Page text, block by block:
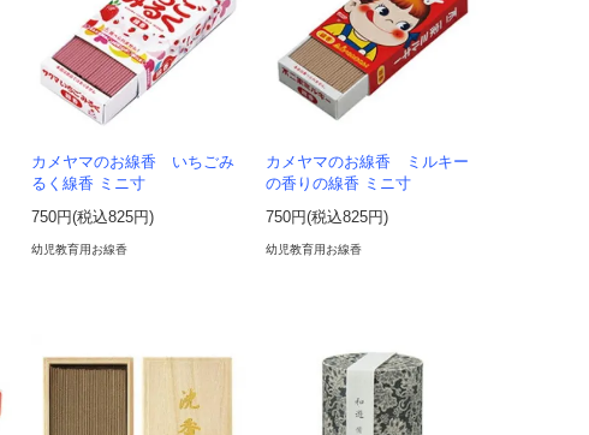
カメヤマのお線香 いちごみ
るく線香 ミニ寸
750円(税込825円)
幼児教育用お線香
カメヤマのお線香 ミルキー
の香りの線香 ミニ寸
750円(税込825円)
幼児教育用お線香